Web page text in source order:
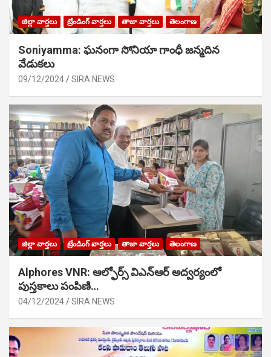
జిల్లా వార్తలు ట్రేండింగ్ వార్తలు తాజా వార్తలు తెలంగాణ
Soniyamma: ఘ‌నంగా సోనియా గాంధీ జ‌న్మ‌దిన
వేడుక‌లు
09/12/2024 SIRA NEWS
జిల్లా వార్తలు ట్రేండింగ్ వార్తలు తాజా వార్తలు తెలంగాణ
Alphores VNR: ఆల్ఫోర్స్ విఎన్ఆర్ అద్వర్యంలో
పుస్తకాలు పంపిణి…
04/12/2024 SIRA NEWS